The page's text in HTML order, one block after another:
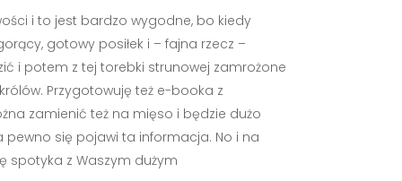
i to jest bardzo wygodne, bo kiedy
gotowy posiłek i – fajna rzecz –
i potem z tej torebki strunowej zamrożone
Przygotowuję też e-booka z
zamienić też na mięso i będzie dużo
się pojawi ta informacja. No i na
spotyka z Waszym dużym